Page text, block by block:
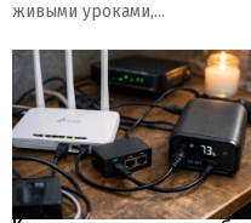
живыми уроками,...